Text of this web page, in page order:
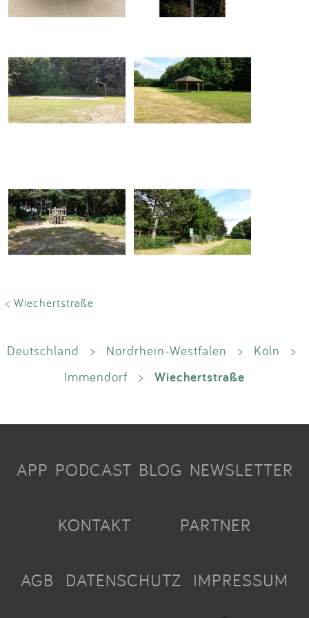
< Wiechertstraße
Deutschland > Nordrhein-Westfalen > Köln
>
Immendorf
> Wiechertstraße
APP PODCAST BLOG NEWSLETTER
KONTAKT PARTNER
AGB DATENSCHUTZ IMPRESSUM